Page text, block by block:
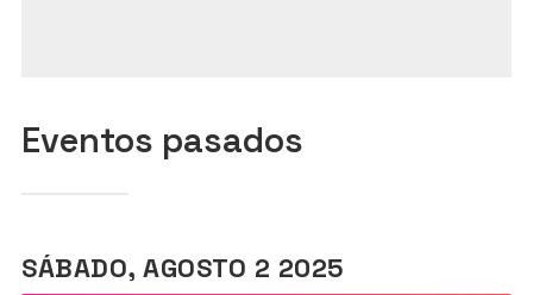
Eventos pasados
SÁBADO, AGOSTO 2 2025